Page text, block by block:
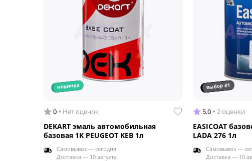
новинка
0 Нет оценок
DEKART эмаль автомобильная
базовая 1K PEUGEOT KEB 1л
Самовывоз — сегодня
Доставка — 10 августа
выбор #1
5.0 2 оценки
EASICOAT
LADA 276 1л
Самовывоз —
Доставка — 10